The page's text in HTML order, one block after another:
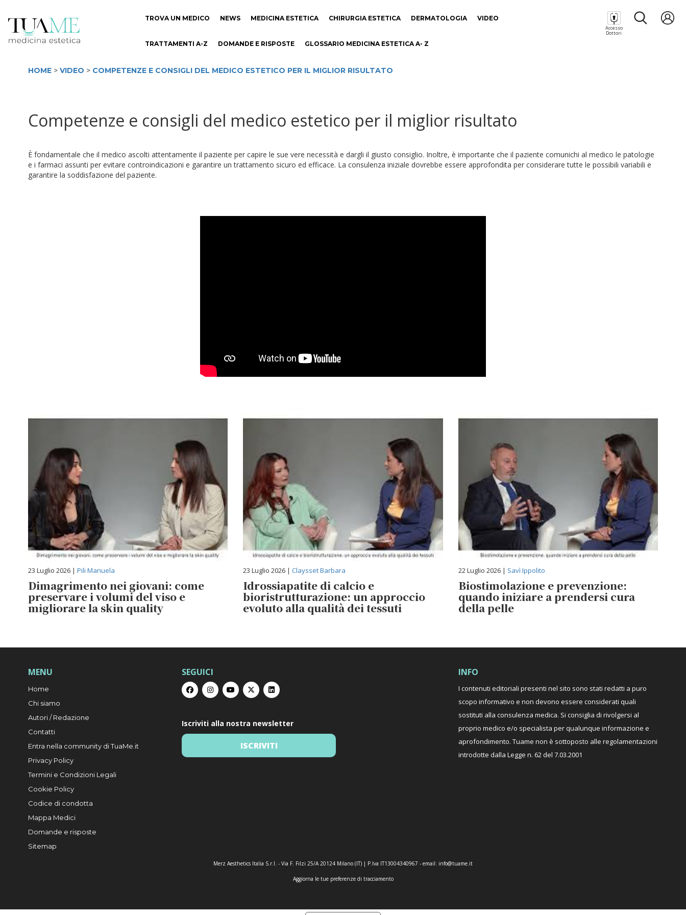
TROVA UN MEDICO NEWS MEDICINA ESTETICA CHIRURGIA ESTETICA DERMATOLOGIA VIDEO
TRATTAMENTI A-Z DOMANDE E RISPOSTE GLOSSARIO MEDICINA ESTETICA A- Z
Accesso
Dottori
HOME > VIDEO > COMPETENZE E CONSIGLI DEL MEDICO ESTETICO PER IL MIGLIOR RISULTATO
Competenze e consigli del medico estetico per il miglior risultato
È fondamentale che il medico ascolti attentamente il paziente per capire le sue vere necessità e dargli il giusto consiglio. Inoltre, è importante che il paziente comunichi al medico le patologie
e i farmaci assunti per evitare controindicazioni e garantire un trattamento sicuro ed efficace. La consulenza iniziale dovrebbe essere approfondita per considerare tutte le possibili variabili e
garantire la soddisfazione del paziente.
23 Luglio 2026 | Pili Manuela
Dimagrimento nei giovani: come
preservare i volumi del viso e
migliorare la skin quality
23 Luglio 2026 |Claysset Barbara
Idrossiapatite di calcio e
bioristrutturazione: un approccio
evoluto alla qualità dei tessuti
22 Luglio 2026 | Savì Ippolito
Biostimolazione e prevenzione:
quando iniziare a prendersi cura
della pelle
MENU
Home
Chi siamo
Autori / Redazione
Contatti
Entra nella community di TuaMe.it
Privacy Policy
Termini e Condizioni Legali
Cookie Policy
Codice di condotta
Mappa Medici
Domande e risposte
Sitemap
SEGUICI
Iscriviti alla nostra newsletter
ISCRIVITI
INFO
I contenuti editoriali presenti nel sito sono stati redatti a puro
scopo informativo e non devono essere considerati quali
sostituti alla consulenza medica. Si consiglia di rivolgersi al
proprio medico e/o specialista per qualunque informazione e
aprofondimento. Tuame non è sottoposto alle regolamentazioni
introdotte dalla Legge n. 62 del 7.03.2001
Merz Aesthetics Italia S.r.l. - Via F. Filzi 25/A 20124 Milano (IT) | P.Iva IT13004340967 - email: info@tuame.it
Aggiorna le tue preferenze di tracciamento